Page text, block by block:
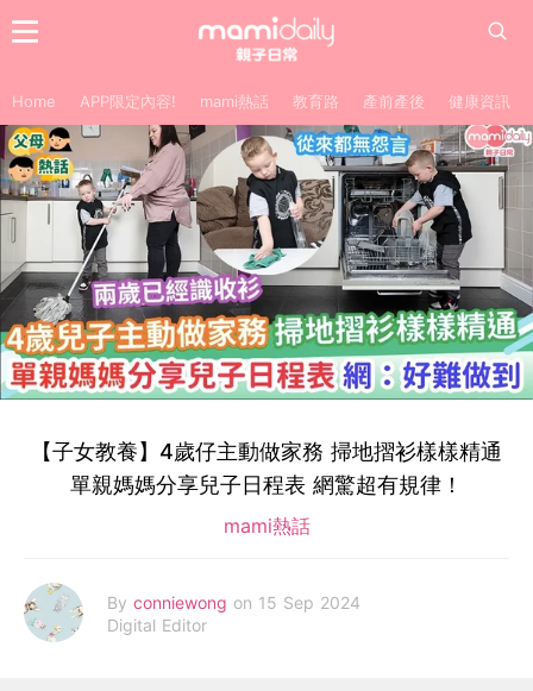
Home APP限定內容! mami熱話 教育路 產前產後 健康資訊
【子女教養】4歲仔主動做家務 掃地摺衫樣樣精通
單親媽媽分享兒子日程表 網驚超有規律！
mami熱話
By conniewong on 15 Sep 2024
Digital Editor